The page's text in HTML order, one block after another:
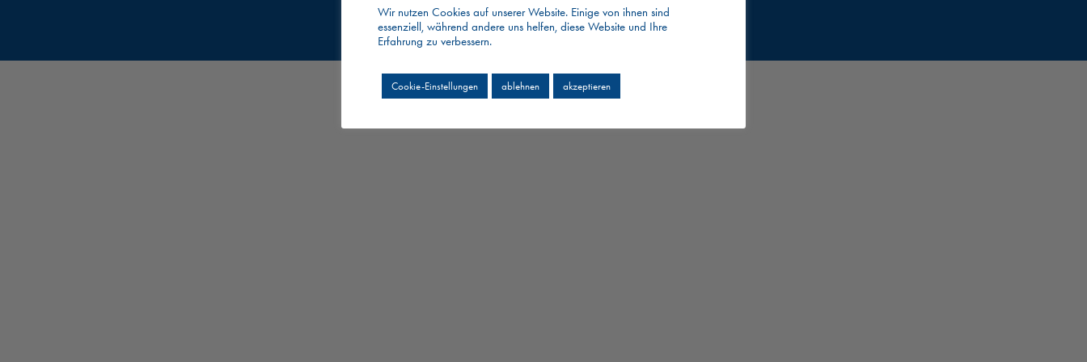
Wir nutzen Cookies auf unserer Website. Einige von ihnen sind
essenziell, während andere uns helfen, diese Website und Ihre
Erfahrung zu verbessern.
Cookie-Einstellungen ablehnen akzeptieren